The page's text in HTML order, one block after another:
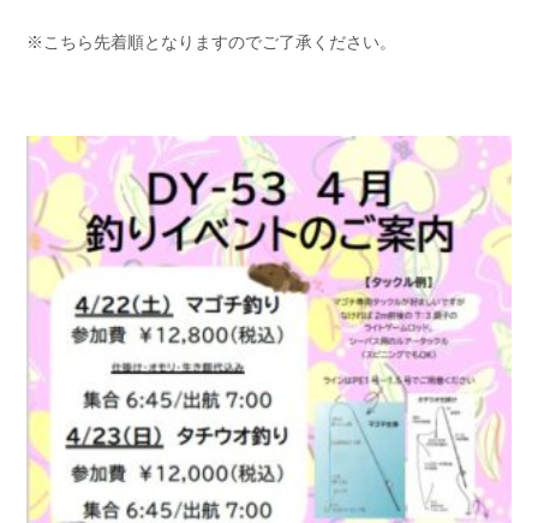
Recruit
※こちら先着順となりますのでご了承ください。